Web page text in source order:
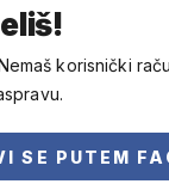
korisnički
SE PUTEM